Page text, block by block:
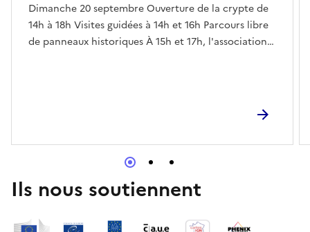
Dimanche 20 septembre Ouverture de la crypte de
14h à 18h Visites guidées à 14h et 16h Parcours libre
de panneaux historiques À 15h et 17h, l'association
public, découvrez comment les danses médiévales
reflétaient la société de leur époque : les rapports
entre les hommes et les femmes, les traditions
populaires, l'influence du clergé, les rites anciens et
costumes inspirés de plusieurs siècles d'histoire,
méconnu.Cette présentation interactive permettra
Ils nous soutiennent